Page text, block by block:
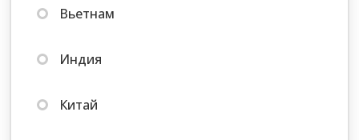
Количество ночей
Вьетнам
Индия
Китай